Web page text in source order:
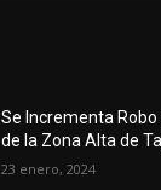
Se Incrementa
de la Zona Alta de
23 enero, 2024